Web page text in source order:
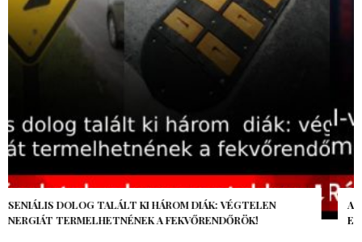
AZ AI-VILÁGVÉGE ÁRNYÉKA, CSAK PÁR ÓRA VOLT, MÉGIS AZ
EGÉSZ VILÁG MEGÉREZTE…